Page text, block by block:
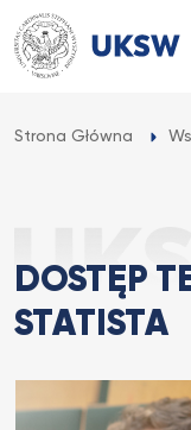
Przejdź
do
treści
Strona Główna
DOSTĘP
STATISTA